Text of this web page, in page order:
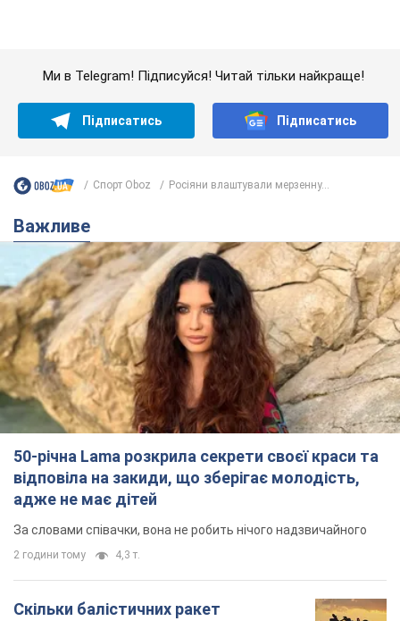
відповіла на закиди, що зберігає молодість,
За словами співачки, вона не робить нічого надзвичайного
2 години тому 4,3 т.
Скільки балістичних ракет
українська ППО перехопила в липні: у
Міноборони назвали цифру
Українська ППО працювала в умовах дефіциту
ракет-перехоплювачів
5 годин тому 6,7 т.
Ауріка Ротару через суд змінила
свою пенсію, на яку раніше
жалілася: скільки отримувала
співачка
У виплату не врахували зарплатню артистки за